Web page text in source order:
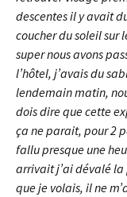
descentes il y avait
coucher du soleil sur
super nous avons
l’hôtel, j’avais du
lendemain matin,
dois dire que cette
ça ne parait, pour 2
fallu presque une
arrivait j’ai dévalé la
que je volais, il ne